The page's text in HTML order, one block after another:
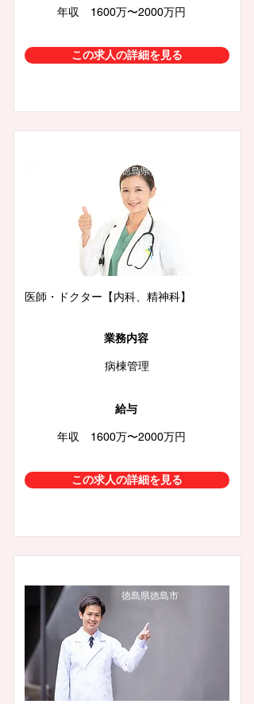
年収 1600万〜2000万円
この求人の詳細を見る
徳島県徳島市
医師・ドクター【内科、精神科】
業務内容
病棟管理
給与
年収 1600万〜2000万円
この求人の詳細を見る
徳島県徳島市